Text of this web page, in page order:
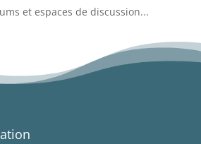
et espaces de discussion...